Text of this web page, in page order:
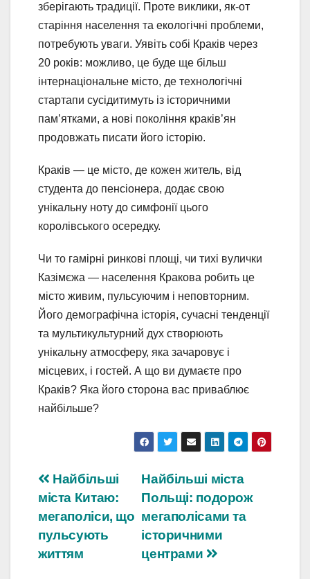
зберігають традиції. Проте виклики, як-от
старіння населення та екологічні проблеми,
потребують уваги. Уявіть собі Краків через
20 років: можливо, це буде ще більш
інтернаціональне місто, де технологічні
стартапи сусідитимуть із історичними
пам’ятками, а нові покоління краків’ян
продовжать писати його історію.
Краків — це місто, де кожен житель, від
студента до пенсіонера, додає свою
унікальну ноту до симфонії цього
королівського осередку.
Чи то гамірні ринкові площі, чи тихі вулички
Казімєжа — населення Кракова робить це
місто живим, пульсуючим і неповторним.
Його демографічна історія, сучасні тенденції
та мультикультурний дух створюють
унікальну атмосферу, яка зачаровує і
місцевих, і гостей. А що ви думаєте про
Краків? Яка його сторона вас приваблює
найбільше?
Навігація
записів
Найбільші міста
Польщі: подорож
мегаполісами та
історичними
центрами
Найбільші
міста Китаю:
мегаполіси, що
пульсують
життям